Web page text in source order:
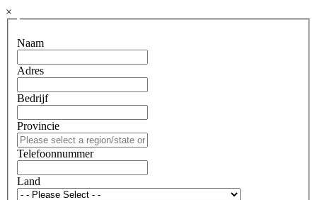
×
Naam
Adres
Bedrijf
Provincie
Telefoonnummer
Land